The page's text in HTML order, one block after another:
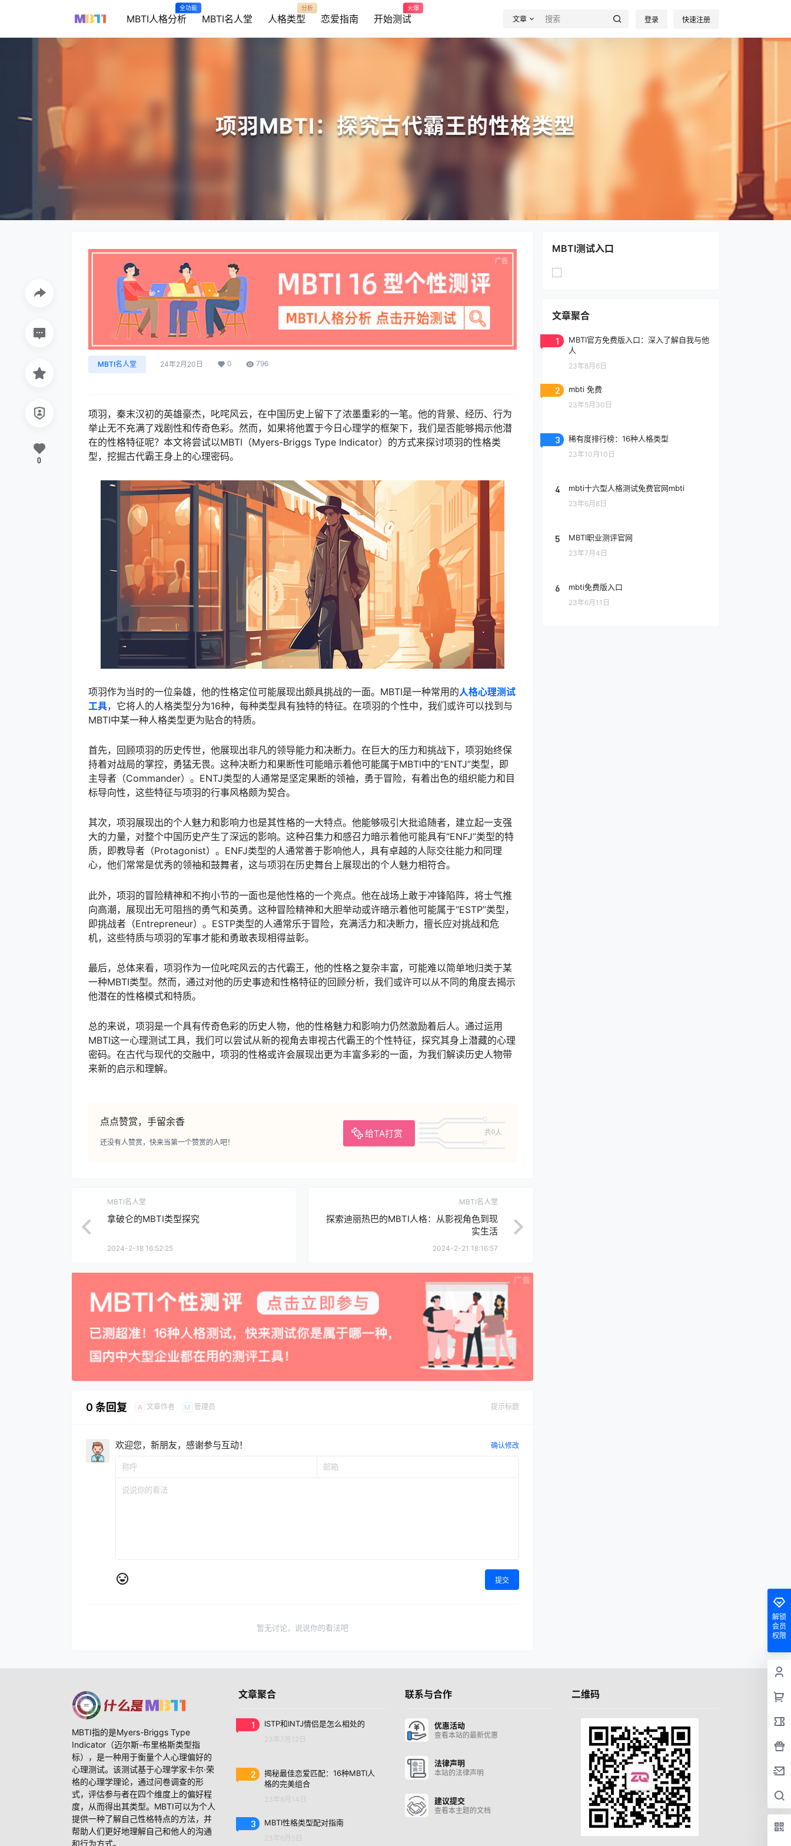
MBTI人格分析
全功能
MBTI名人堂 人格类型
分析
恋爱指南 开始测试
火爆
文章 登录 快速注册
项羽MBTI：探究古代霸王的性格类型
MBTI名人堂 24年2月20日 0 796
项羽，秦末汉初的英雄豪杰，叱咤风云，在中国历史上留下了浓墨重彩的一笔。他的背景、经历、行为
举止无不充满了戏剧性和传奇色彩。然而，如果将他置于今日心理学的框架下，我们是否能够揭示他潜
在的性格特征呢？本文将尝试以MBTI（Myers-Briggs Type Indicator）的方式来探讨项羽的性格类
型，挖掘古代霸王身上的心理密码。
项羽作为当时的一位枭雄，他的性格定位可能展现出颇具挑战的一面。MBTI是一种常用的人格心理测试
工具，它将人的人格类型分为16种，每种类型具有独特的特征。在项羽的个性中，我们或许可以找到与
MBTI中某一种人格类型更为贴合的特质。
首先，回顾项羽的历史传世，他展现出非凡的领导能力和决断力。在巨大的压力和挑战下，项羽始终保
持着对战局的掌控，勇猛无畏。这种决断力和果断性可能暗示着他可能属于MBTI中的“ENTJ”类型，即
主导者（Commander）。ENTJ类型的人通常是坚定果断的领袖，勇于冒险，有着出色的组织能力和目
标导向性，这些特征与项羽的行事风格颇为契合。
其次，项羽展现出的个人魅力和影响力也是其性格的一大特点。他能够吸引大批追随者，建立起一支强
大的力量，对整个中国历史产生了深远的影响。这种召集力和感召力暗示着他可能具有“ENFJ”类型的特
质，即教导者（Protagonist）。ENFJ类型的人通常善于影响他人，具有卓越的人际交往能力和同理
心，他们常常是优秀的领袖和鼓舞者，这与项羽在历史舞台上展现出的个人魅力相符合。
此外，项羽的冒险精神和不拘小节的一面也是他性格的一个亮点。他在战场上敢于冲锋陷阵，将士气推
向高潮，展现出无可阻挡的勇气和英勇。这种冒险精神和大胆举动或许暗示着他可能属于“ESTP”类型，
即挑战者（Entrepreneur）。ESTP类型的人通常乐于冒险，充满活力和决断力，擅长应对挑战和危
机，这些特质与项羽的军事才能和勇敢表现相得益彰。
最后，总体来看，项羽作为一位叱咤风云的古代霸王，他的性格之复杂丰富，可能难以简单地归类于某
一种MBTI类型。然而，通过对他的历史事迹和性格特征的回顾分析，我们或许可以从不同的角度去揭示
他潜在的性格模式和特质。
总的来说，项羽是一个具有传奇色彩的历史人物，他的性格魅力和影响力仍然激励着后人。通过运用
MBTI这一心理测试工具，我们可以尝试从新的视角去审视古代霸王的个性特征，探究其身上潜藏的心理
密码。在古代与现代的交融中，项羽的性格或许会展现出更为丰富多彩的一面，为我们解读历史人物带
来新的启示和理解。
点点赞赏，手留余香
给TA打赏 共0人
还没有人赞赏，快来当第一个赞赏的人吧！
0
MBTI名人堂
拿破仑的MBTI类型探究
2024-2-18 16:52:25
MBTI名人堂
探索迪丽热巴的MBTI人格：从影视角色到现
实生活
2024-2-21 18:16:57
0 条回复 A 文章作者 M 管理员 提示标题
欢迎您，新朋友，感谢参与互动！ 确认修改
提交
暂无讨论，说说你的看法吧
MBTI测试入口
文章聚合
1
MBTI官方免费版入口：深入了解自我与他
人
23年8月6日
2 mbti 免费
23年5月30日
3 稀有度排行榜：16种人格类型
23年10月10日
4 mbti十六型人格测试免费官网mbti
23年6月8日
5 MBTI职业测评官网
23年7月4日
6 mbti免费版入口
23年6月11日
解锁
会员
权限
MBTI指的是Myers-Briggs Type
Indicator（迈尔斯-布里格斯类型指
标），是一种用于衡量个人心理偏好的
心理测试。该测试基于心理学家卡尔·荣
格的心理学理论，通过问卷调查的形
式，评估参与者在四个维度上的偏好程
度，从而得出其类型。MBTI可以为个人
提供一种了解自己性格特点的方法，并
帮助人们更好地理解自己和他人的沟通
和行为方式。
文章聚合
1 ISTP和INTJ情侣是怎么相处的
23年7月12日
2
揭秘最佳恋爱匹配：16种MBTI人
格的完美组合
23年8月14日
3 MBTI性格类型配对指南
23年6月5日
联系与合作
优惠活动
查看本站的最新优惠
法律声明
本站的法律声明
建议提交
查看本主题的文档
二维码